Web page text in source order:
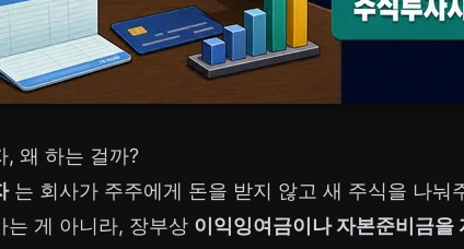
, 왜 하는 걸까?
는 회사가 주주에게 돈을 받지 않고 새 주식을 나눠
는 게 아니라, 장부상 이익잉여금이나 자본준비금을